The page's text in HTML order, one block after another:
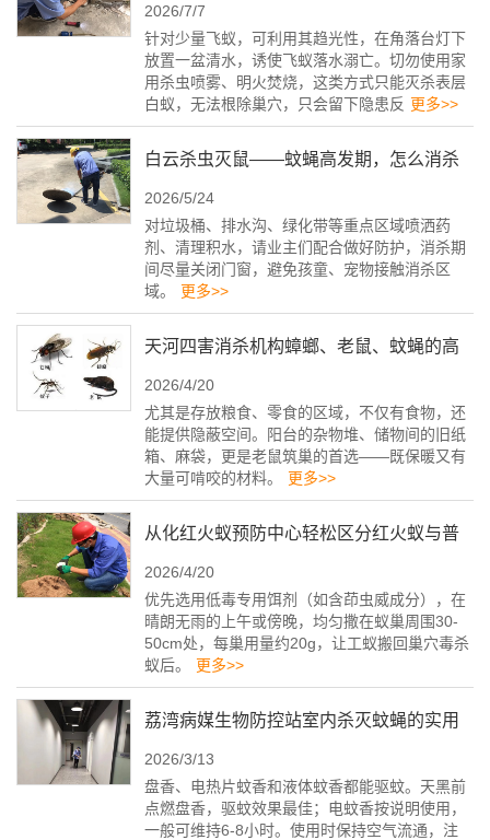
底根除不反复！
2026/7/7
针对少量飞蚁，可利用其趋光性，在角落台灯下
放置一盆清水，诱使飞蚁落水溺亡。切勿使用家
用杀虫喷雾、明火焚烧，这类方式只能灭杀表层
白蚁，无法根除巢穴，只会留下隐患反 更多>>
白云杀虫灭鼠——蚊蝇高发期，怎么消杀
最有效？
2026/5/24
对垃圾桶、排水沟、绿化带等重点区域喷洒药
剂、清理积水，请业主们配合做好防护，消杀期
间尽量关闭门窗，避免孩童、宠物接触消杀区
域。
更多>>
天河四害消杀机构蟑螂、老鼠、蚊蝇的高
频出没点
2026/4/20
尤其是存放粮食、零食的区域，不仅有食物，还
能提供隐蔽空间。阳台的杂物堆、储物间的旧纸
箱、麻袋，更是老鼠筑巢的首选——既保暖又有
大量可啃咬的材料。
更多>>
从化红火蚁预防中心轻松区分红火蚁与普
通蚂蚁
2026/4/20
优先选用低毒专用饵剂（如含茚虫威成分），在
晴朗无雨的上午或傍晚，均匀撒在蚁巢周围30-
50cm处，每巢用量约20g，让工蚁搬回巢穴毒杀
蚁后。
更多>>
荔湾病媒生物防控站室内杀灭蚊蝇的实用
妙招
2026/3/13
盘香、电热片蚊香和液体蚊香都能驱蚊。天黑前
点燃盘香，驱蚊效果最佳；电蚊香按说明使用，
一般可维持6-8小时。使用时保持空气流通，注